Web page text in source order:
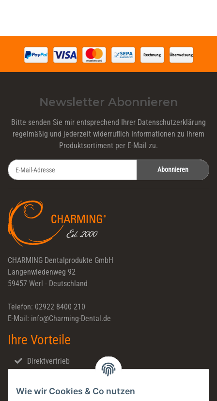
Wie wir Cookies & Co nutzen
Newsletter Abonnieren
Bitte senden Sie mir entsprechend Ihrer Datenschutzerklärung
regelmäßig und jederzeit widerruflich Informationen zu Ihrem
Produktsortiment per E-Mail zu.
Abonnieren
CHARMING Dentalprodukte GmbH
Langenwiedenweg 92
59457 Werl - Deutschland
Telefon: 02922 8400 210
E-Mail: info@Charming-Dental.de
Ihre Vorteile
Direktvertrieb
Made in Germany